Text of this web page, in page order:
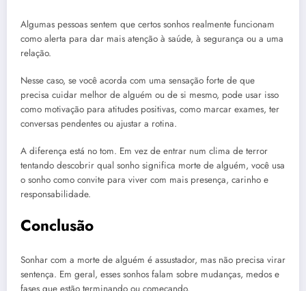
Algumas pessoas sentem que certos sonhos realmente funcionam
como alerta para dar mais atenção à saúde, à segurança ou a uma
relação.
Nesse caso, se você acorda com uma sensação forte de que
precisa cuidar melhor de alguém ou de si mesmo, pode usar isso
como motivação para atitudes positivas, como marcar exames, ter
conversas pendentes ou ajustar a rotina.
A diferença está no tom. Em vez de entrar num clima de terror
tentando descobrir qual sonho significa morte de alguém, você usa
o sonho como convite para viver com mais presença, carinho e
responsabilidade.
Conclusão
Sonhar com a morte de alguém é assustador, mas não precisa virar
sentença. Em geral, esses sonhos falam sobre mudanças, medos e